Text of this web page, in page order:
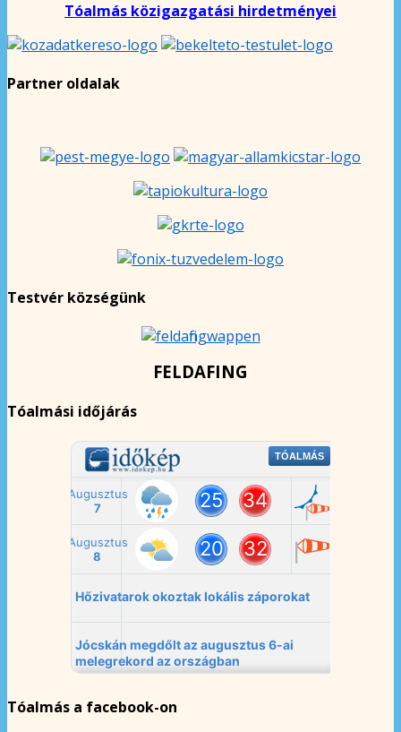
Tóalmás közigazgatási hirdetményei
Partner oldalak
Testvér községünk
FELDAFING
Tóalmási időjárás
Tóalmás a facebook-on